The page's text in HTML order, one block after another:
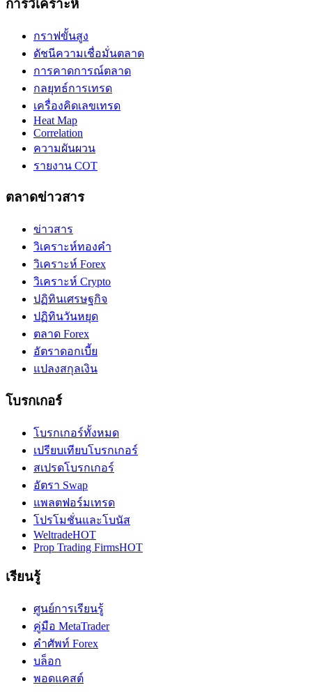
การวิเคราะห์
กราฟขั้นสูง
ดัชนีความเชื่อมั่นตลาด
การคาดการณ์ตลาด
กลยุทธ์การเทรด
เครื่องคิดเลขเทรด
Heat Map
Correlation
ความผันผวน
รายงาน COT
ตลาดข่าวสาร
ข่าวสาร
วิเคราะห์ทองคำ
วิเคราะห์ Forex
วิเคราะห์ Crypto
ปฏิทินเศรษฐกิจ
ปฏิทินวันหยุด
ตลาด Forex
อัตราดอกเบี้ย
แปลงสกุลเงิน
โบรกเกอร์
โบรกเกอร์ทั้งหมด
เปรียบเทียบโบรกเกอร์
สเปรดโบรกเกอร์
อัตรา Swap
แพลตฟอร์มเทรด
โปรโมชั่นและโบนัส
WeltradeHOT
Prop Trading FirmsHOT
เรียนรู้
ศูนย์การเรียนรู้
คู่มือ MetaTrader
คำศัพท์ Forex
บล็อก
พอดแคสต์